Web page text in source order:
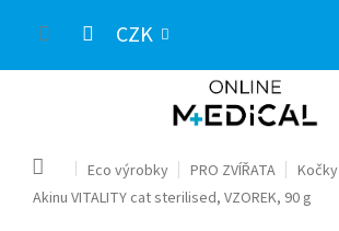
CZK
Domů Eco výrobky PRO ZVÍŘATA Kočky
Akinu VITALITY cat sterilised, VZOREK, 90 g